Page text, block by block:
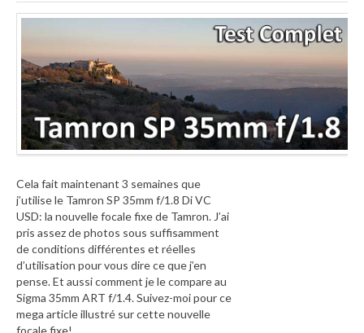
Cela fait maintenant 3 semaines que
j’utilise le Tamron SP 35mm f/1.8 Di VC
USD: la nouvelle focale fixe de Tamron. J’ai
pris assez de photos sous suffisamment
de conditions différentes et réelles
d’utilisation pour vous dire ce que j’en
pense. Et aussi comment je le compare au
Sigma 35mm ART f/1.4. Suivez-moi pour ce
mega article illustré sur cette nouvelle